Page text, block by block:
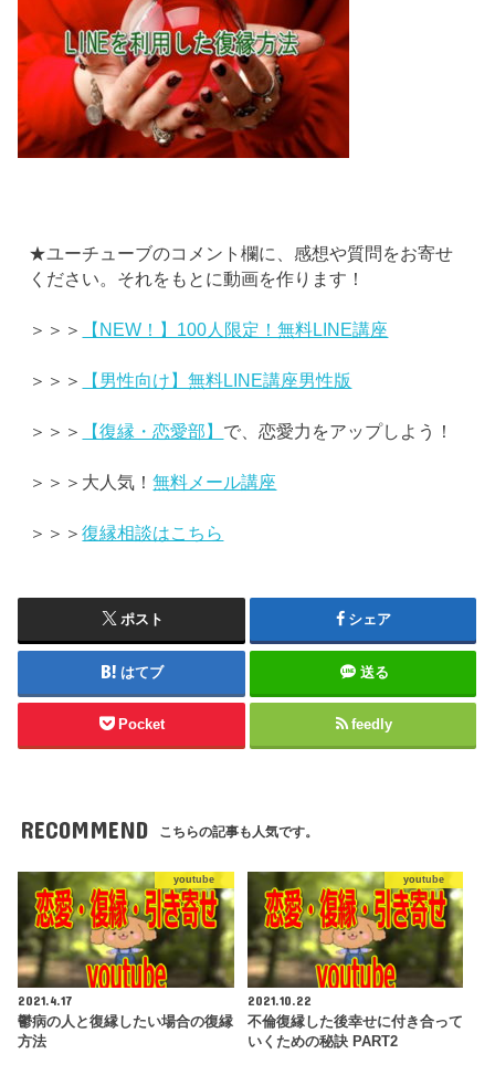
★ユーチューブのコメント欄に、感想や質問をお寄せ
ください。それをもとに動画を作ります！
＞＞＞ 【NEW！】100人限定！無料LINE講座
＞＞＞ 【男性向け】無料LINE講座男性版
＞＞＞ 【復縁・恋愛部】 で、恋愛力をアップしよう！
＞＞＞大人気！無料メール講座
＞＞＞復縁相談はこちら
ポスト シェア
はてブ 送る
Pocket feedly
RECOMMEND こちらの記事も人気です。
youtube
2021.4.17
鬱病の人と復縁したい場合の復縁
方法
youtube
2021.10.22
不倫復縁した後幸せに付き合って
いくための秘訣 PART2